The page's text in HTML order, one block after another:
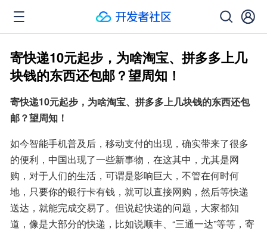
寄快递10元起步，为啥淘宝、拼多多上几
块钱的东西还包邮？望周知！
寄快递10元起步，为啥淘宝、拼多多上几块钱的东西还包
邮？望周知！
如今智能手机普及后，移动支付的出现，确实带来了很多
的便利，中国出现了一些新事物，在这其中，尤其是网
购，对于人们的生活，可谓是影响巨大，不管在何时何
地，只要你的银行卡有钱，就可以直接网购，然后等快递
送达，就能完成交易了。但说起快递的问题，大家都知
道，像是大部分的快递，比如说顺丰、“三通一达”等等，寄